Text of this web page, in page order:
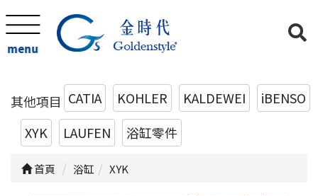
menu
其他項目 CATIA KOHLER KALDEWEI
iBENSO
XYK
LAUFEN 浴缸零件
首頁 浴缸 XYK